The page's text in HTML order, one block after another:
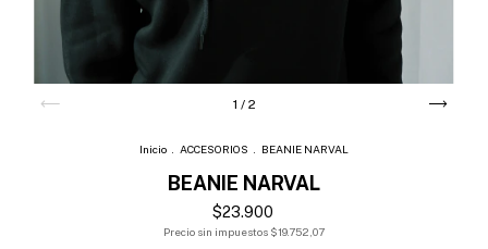
1 / 2
Inicio ACCESORIOS BEANIE NARVAL
BEANIE NARVAL
$23.900
Precio sin impuestos $19.752,07